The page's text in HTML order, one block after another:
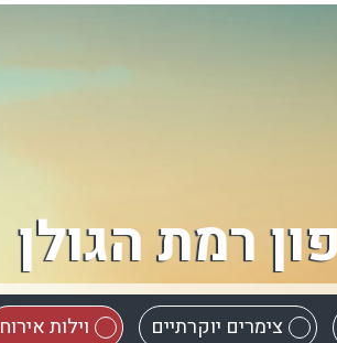
רמת הגולן
צימרים יוקרתיים וילות אירוח